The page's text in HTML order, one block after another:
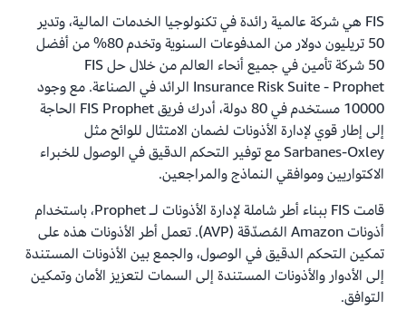
FIS هي شركة عالمية رائدة في تكنولوجيا الخدمات المالية، وتدير
50 تريليون دولار من المدفوعات السنوية وتخدم 80% من أفضل
50 شركة تأمين في جميع أنحاء العالم من خلال حل FIS
Insurance Risk Suite - Prophet الرائد في الصناعة. مع وجود
10000 مستخدم في 80 دولة، أدرك فريق FIS Prophet الحاجة
إلى إطار قوي لإدارة الأذونات لضمان الامتثال للوائح مثل
Sarbanes-Oxley مع توفير التحكم الدقيق في الوصول للخبراء
الاكتواريين وموافقي النماذج والمراجعين.
قامت FIS ببناء أطر شاملة لإدارة الأذونات لـ Prophet، باستخدام
أذونات Amazon المُصدّقة (AVP). تعمل أطر الأذونات هذه على
تمكين التحكم الدقيق في الوصول، والجمع بين الأذونات المستندة
إلى الأدوار والأذونات المستندة إلى السمات لتعزيز الأمان وتمكين
التوافق.